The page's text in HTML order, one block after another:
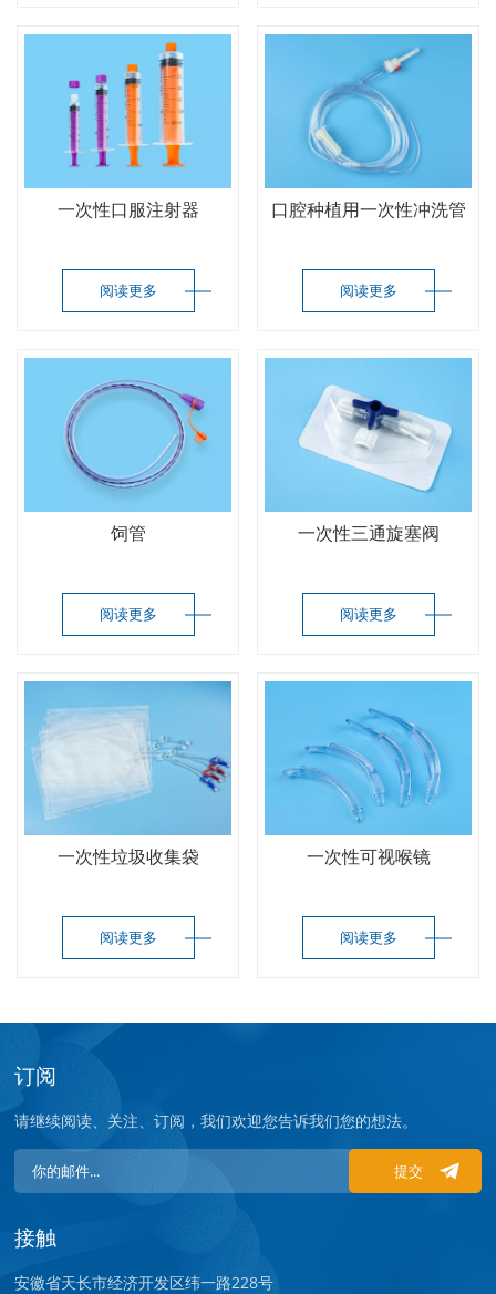
一次性口服注射器
阅读更多
口腔种植用一次性冲洗管
阅读更多
饲管
阅读更多
一次性三通旋塞阀
阅读更多
一次性垃圾收集袋
阅读更多
一次性可视喉镜
阅读更多
订阅
请继续阅读、关注、订阅，我们欢迎您告诉我们您的想法。
提交
接触
安徽省天长市经济开发区纬一路228号